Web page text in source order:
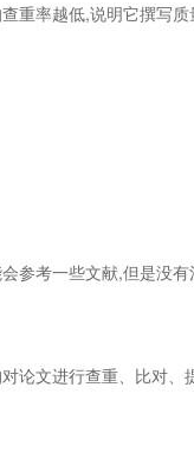
重率越低,说明它撰写
参考一些文献,但是没
论文进行查重、比对